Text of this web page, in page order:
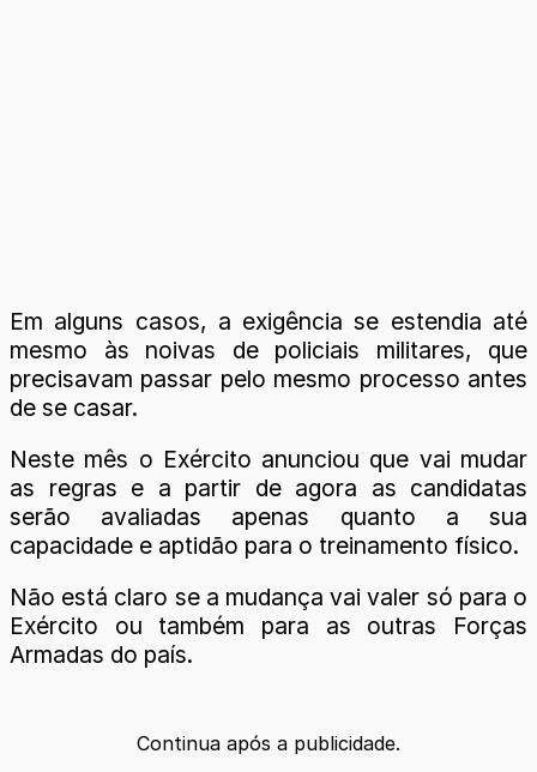
Em alguns casos, a exigência se estendia até
mesmo às noivas de policiais militares, que
precisavam passar pelo mesmo processo antes
de se casar.
Neste mês o Exército anunciou que vai mudar
as regras e a partir de agora as candidatas
serão avaliadas apenas quanto a sua
capacidade e aptidão para o treinamento físico.
Não está claro se a mudança vai valer só para o
Exército ou também para as outras Forças
Armadas do país.
Continua após a publicidade.